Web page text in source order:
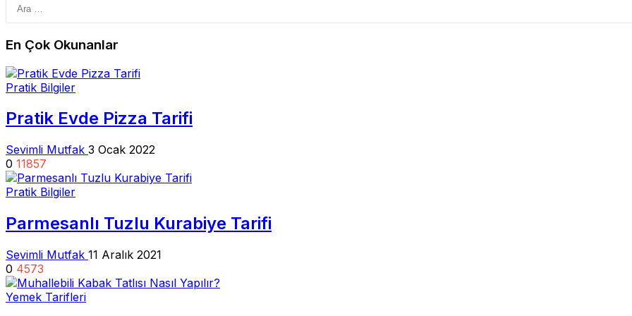
En Çok Okunanlar
Pratik Bilgiler
Pratik Evde Pizza Tarifi
Sevimli Mutfak 3 Ocak 2022
0 11857
Pratik Bilgiler
Parmesanlı Tuzlu Kurabiye Tarifi
Sevimli Mutfak 11 Aralık 2021
0 4573
Yemek Tarifleri